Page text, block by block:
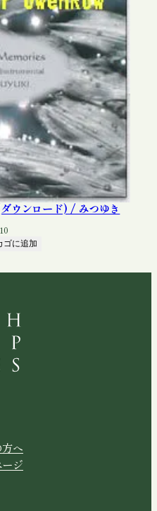
ンロード) / みつゆき
ゴに追加
へ
ジ